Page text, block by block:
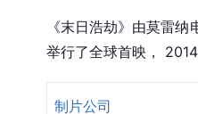
《末日浩劫》由莫雷
举行了全球首映，
制片公司